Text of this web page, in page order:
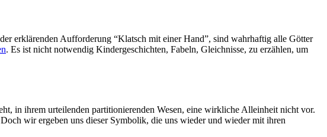
erklärenden Aufforderung “Klatsch mit einer Hand”, sind wahrhaftig alle Götter
. Es ist nicht notwendig Kindergeschichten, Fabeln, Gleichnisse, zu erzählen, um
in ihrem urteilenden partitionierenden Wesen, eine wirkliche Alleinheit nicht vor.
wir ergeben uns dieser Symbolik, die uns wieder und wieder mit ihren